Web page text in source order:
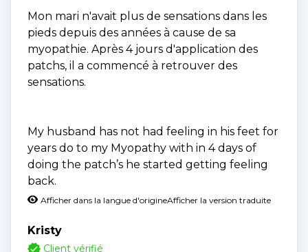
Mon mari n'avait plus de sensations dans les
pieds depuis des années à cause de sa
myopathie. Après 4 jours d'application des
patchs, il a commencé à retrouver des
sensations.
My husband has not had feeling in his feet for
years do to my Myopathy with in 4 days of
doing the patch’s he started getting feeling
back.
Afficher dans la langue d'origineAfficher la version traduite
Kristy
Client vérifié